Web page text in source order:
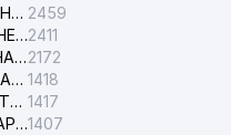
ЧИЛАНЗАРСКАЯ АВАРИЙНАЯ СЛУЖБА ЭЛЕКТРОСЕТИ 2459
ТЕЛЕФОНЫ ДОВЕРИЯ ГЕНЕРАЛЬНОЙ ПРОКУРАТУРЫ РЕСПУБЛИКИ УЗБЕКИСТАН2411
АЛМАЗАРСКАЯ АВАРИЙНАЯ СЛУЖБА ЭЛЕКТРОСЕТИ2172
УЧТЕПИНСКАЯ АВАРИЙНАЯ СЛУЖБА ЭЛЕКТРОСЕТИ 1418
TOSHKENT SHAHAR ELEKTR TARMOQLARI KORXONASI АО 1417
ШАЙХАНТАХУРСКАЯ АВАРИЙНАЯ СЛУЖБА ЭЛЕКТРОСЕТИ1407